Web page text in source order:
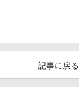
記事に戻る